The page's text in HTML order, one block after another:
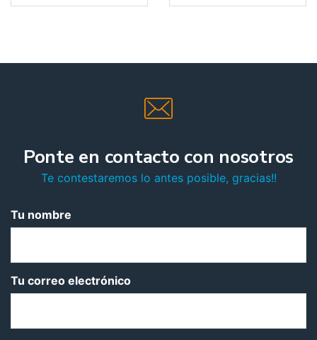
Ponte en contacto con nosotros
Te contestaremos lo antes posible, gracias!!
Tu nombre
Tu correo electrónico